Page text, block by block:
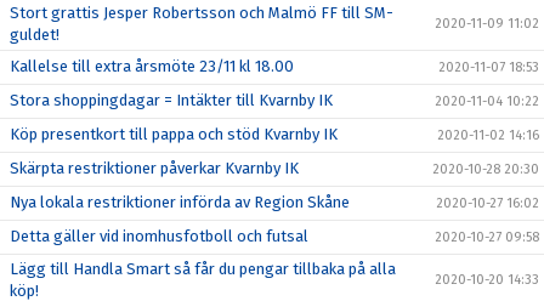
Stort grattis Jesper Robertsson och Malmö FF till SM-
guldet!
2020-11-09 11:02
Kallelse till extra årsmöte 23/11 kl 18.00 2020-11-07 18:53
Stora shoppingdagar = Intäkter till Kvarnby IK 2020-11-04 10:22
Köp presentkort till pappa och stöd Kvarnby IK 2020-11-02 14:16
Skärpta restriktioner påverkar Kvarnby IK 2020-10-28 20:30
Nya lokala restriktioner införda av Region Skåne 2020-10-27 16:02
Detta gäller vid inomhusfotboll och futsal 2020-10-27 09:58
Lägg till Handla Smart så får du pengar tillbaka på alla
köp!
2020-10-20 14:33